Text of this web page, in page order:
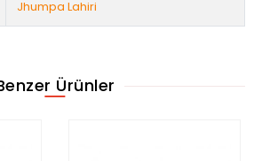
Jhumpa Lahiri
Ürünler